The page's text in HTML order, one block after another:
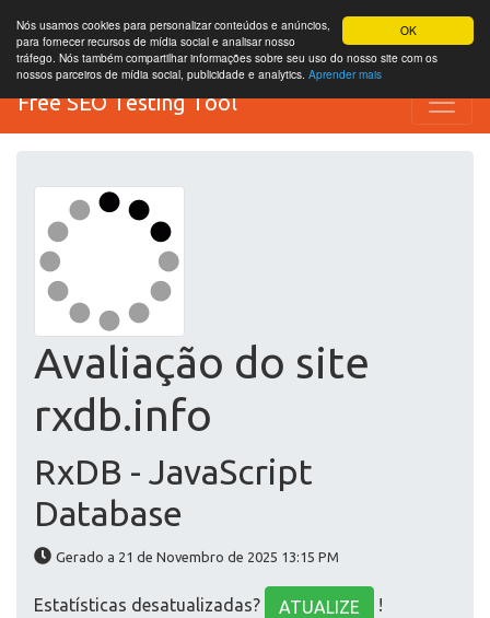
OK
Nós usamos cookies para personalizar conteúdos e anúncios,
para fornecer recursos de mídia social e analisar nosso
tráfego. Nós também compartilhar informações sobre seu uso do nosso site com os
nossos parceiros de mídia social, publicidade e analytics. Aprender mais
Free SEO Testing Tool
Avaliação do site
rxdb.info
RxDB - JavaScript
Database
Gerado a 21 de Novembro de 2025 13:15 PM
Estatísticas desatualizadas? ATUALIZE !